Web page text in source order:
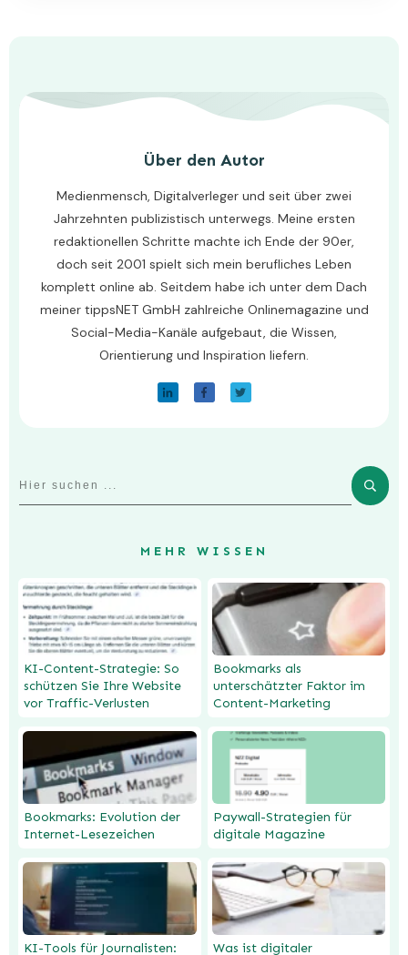
Über den Autor
Medienmensch, Digitalverleger und seit über zwei
Jahrzehnten publizistisch unterwegs. Meine ersten
redaktionellen Schritte machte ich Ende der 90er,
doch seit 2001 spielt sich mein berufliches Leben
komplett online ab. Seitdem habe ich unter dem Dach
meiner tippsNET GmbH zahlreiche Onlinemagazine und
Social-Media-Kanäle aufgebaut, die Wissen,
Orientierung und Inspiration liefern.
MEHR WISSEN
KI-Content-Strategie: So
schützen Sie Ihre Website
vor Traffic-Verlusten
Bookmarks als
unterschätzter Faktor im
Content-Marketing
Bookmarks: Evolution der
Internet-Lesezeichen
Paywall-Strategien für
digitale Magazine
KI-Tools für Journalisten:
Was ist digitaler